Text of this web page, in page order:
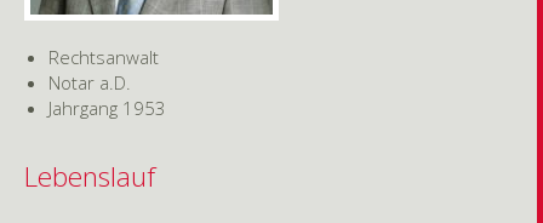
Rechtsanwalt
Notar a.D.
Jahrgang 1953
Lebenslauf